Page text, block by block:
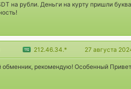
на рубли. Деньги на курту пришли
212.46.34.* 27 августа
обменник, рекомендую! Особенный